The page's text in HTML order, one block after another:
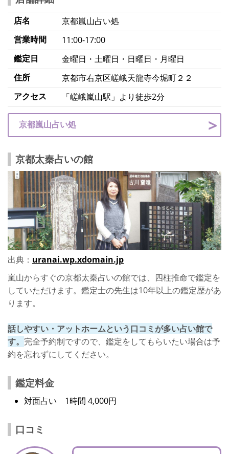
店名
京都嵐山占い処
営業時間
11:00-17:00
鑑定日
金曜日・土曜日・日曜日・月曜日
住所
京都市右京区嵯峨天龍寺今堀町２２
アクセス
「嵯峨嵐山駅」より徒歩2分
京都嵐山占い処
京都太秦占いの館
出典： uranai.wp.xdomain.jp
嵐山からすぐの京都太秦占いの館では、四柱推命で鑑定を
していただけます。鑑定士の先生は10年以上の鑑定歴があ
ります。
話しやすい・アットホームという口コミが多い占い館で
す。 完全予約制ですので、鑑定をしてもらいたい場合は予
約を忘れずにしてください。
鑑定料金
対面占い 1時間 4,000円
口コミ